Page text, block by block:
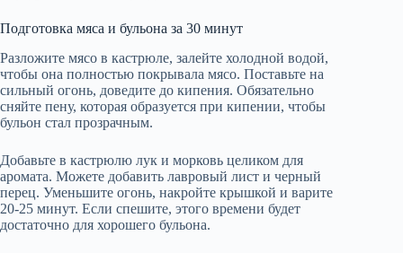
Подготовка мяса и бульона за 30 минут
Разложите мясо в кастрюле, залейте холодной водой,
чтобы она полностью покрывала мясо. Поставьте на
сильный огонь, доведите до кипения. Обязательно
сняйте пену, которая образуется при кипении, чтобы
бульон стал прозрачным.
Добавьте в кастрюлю лук и морковь целиком для
аромата. Можете добавить лавровый лист и черный
перец. Уменьшите огонь, накройте крышкой и варите
20-25 минут. Если спешите, этого времени будет
достаточно для хорошего бульона.